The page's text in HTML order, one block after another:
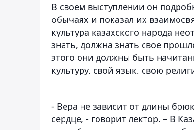
В своем выступлении он
обычаях и показал их
культура казахского народа
знать, должна знать свое
этого они должны быть
культуру, свой язык, свою
- Вера не зависит от длины
сердце, - говорит лектор. – В